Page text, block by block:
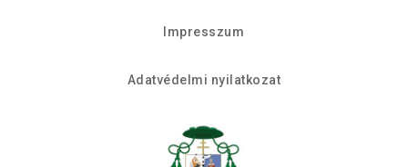
Impresszum
Adatvédelmi nyilatkozat